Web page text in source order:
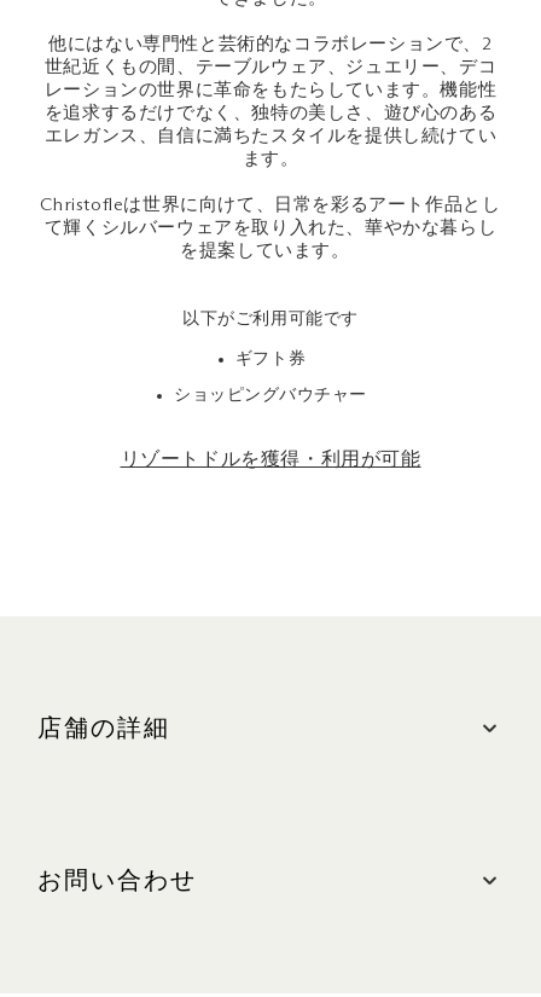
他にはない専門性と芸術的なコラボレーションで、2
世紀近くもの間、テーブルウェア、ジュエリー、デコ
レーションの世界に革命をもたらしています。機能性
を追求するだけでなく、独特の美しさ、遊び心のある
エレガンス、自信に満ちたスタイルを提供し続けてい
ます。
Christofleは世界に向けて、日常を彩るアート作品とし
て輝くシルバーウェアを取り入れた、華やかな暮らし
を提案しています。
以下がご利用可能です
ギフト券
ショッピングバウチャー
リゾートドルを獲得・利用が可能
店舗の詳細
最寄りの駐車場: 中央(オレンジゾーン)
お問い合わせ